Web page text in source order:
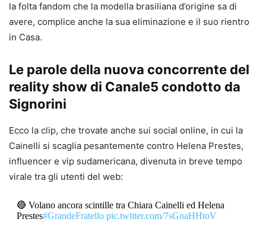
la folta fandom che la modella brasiliana d’origine sa di
avere, complice anche la sua eliminazione e il suo rientro
in Casa.
Le parole della nuova concorrente del
reality show di Canale5 condotto da
Signorini
Ecco la clip, che trovate anche sui social online, in cui la
Cainelli si scaglia pesantemente contro Helena Prestes,
influencer e vip sudamericana, divenuta in breve tempo
virale tra gli utenti del web:
🔴 Volano ancora scintille tra Chiara Cainelli ed Helena
Prestes#GrandeFratello pic.twitter.com/7sGnaHHtoV